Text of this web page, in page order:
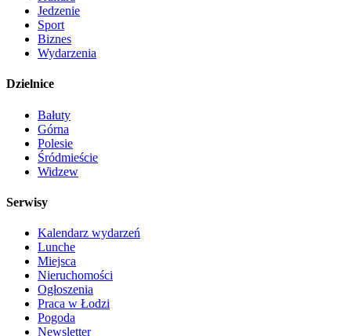
Jedzenie
Sport
Biznes
Wydarzenia
Dzielnice
Bałuty
Górna
Polesie
Śródmieście
Widzew
Serwisy
Kalendarz wydarzeń
Lunche
Miejsca
Nieruchomości
Ogłoszenia
Praca w Łodzi
Pogoda
Newsletter